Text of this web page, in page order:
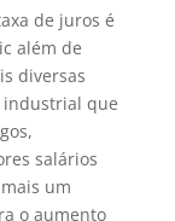
de juros é
além de
diversas
industrial que
salários
um
o aumento